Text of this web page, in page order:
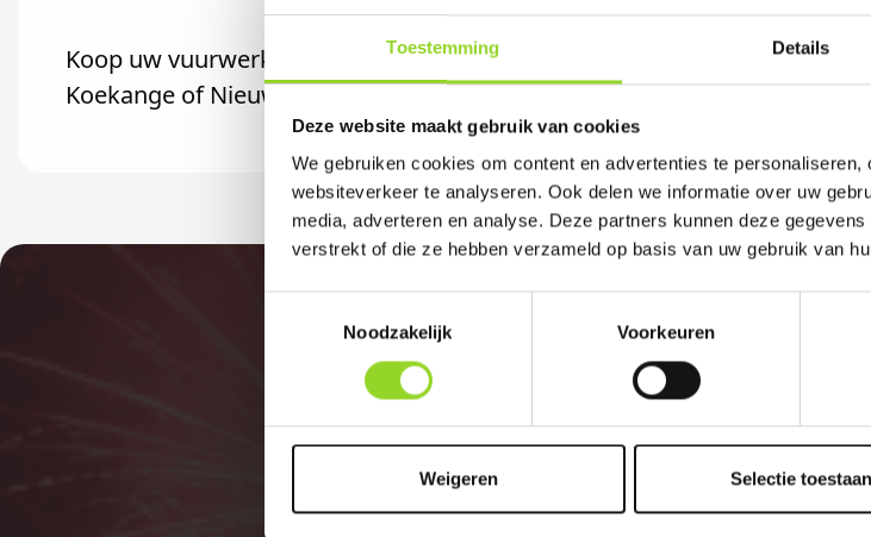
Toestemming Details
Deze website maakt gebruik van cookies
We gebruiken cookies om content en advertenties te
websiteverkeer te analyseren. Ook delen we informatie over uw
media, adverteren en analyse. Deze partners kunnen deze
verstrekt of die ze hebben verzameld op basis van uw gebruik van
Noodzakelijk
Voorkeuren
Weigeren Selectie toestaan
Koop uw vuurwerk dan bij Veneboer in Hoogeveen. U bent van harte
Koekange of Nieuwlande komt.
GELD TERUG